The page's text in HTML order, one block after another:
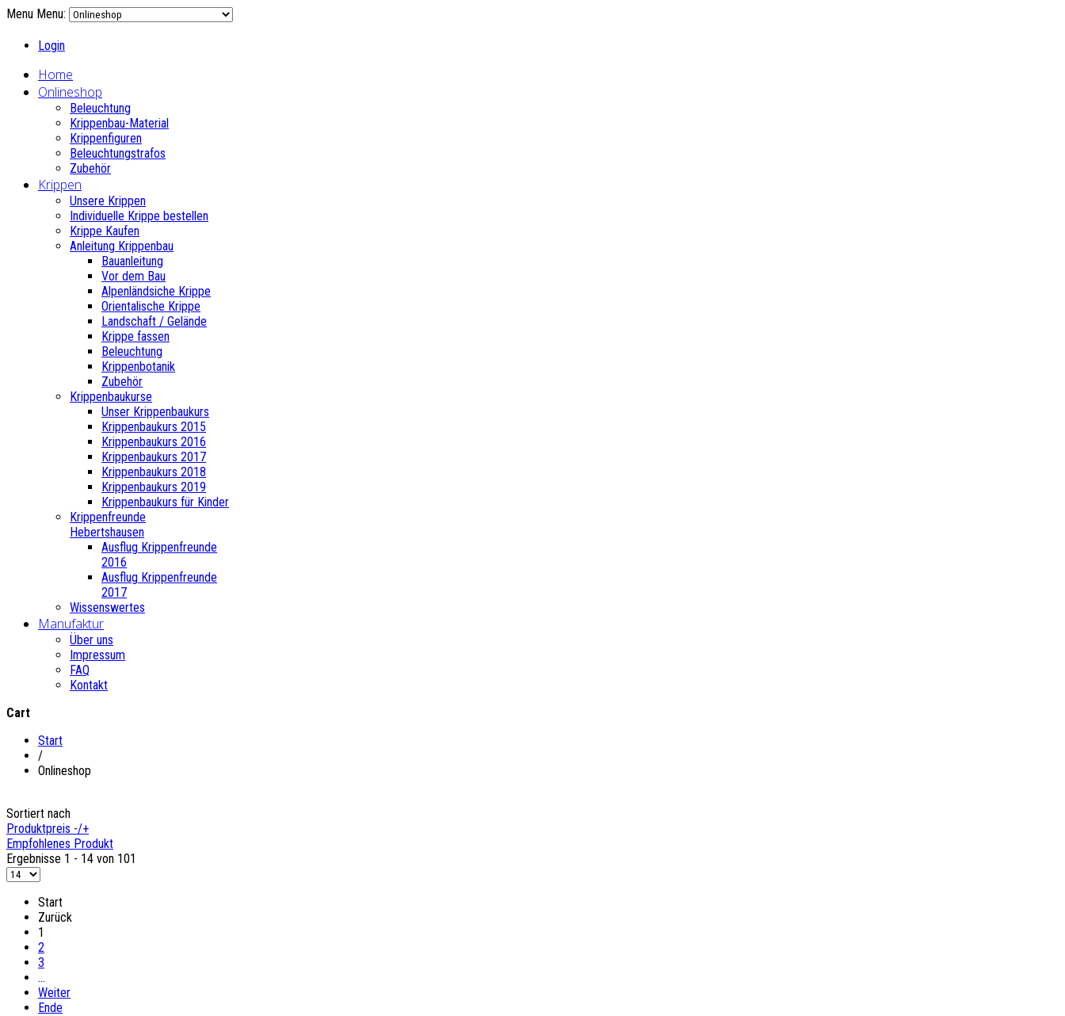
Menu Menu:
Login
Home
Onlineshop
Beleuchtung
Krippenbau-Material
Krippenfiguren
Beleuchtungstrafos
Zubehör
Krippen
Unsere Krippen
Individuelle Krippe bestellen
Krippe Kaufen
Anleitung Krippenbau
Bauanleitung
Vor dem Bau
Alpenländsiche Krippe
Orientalische Krippe
Landschaft / Gelände
Krippe fassen
Beleuchtung
Krippenbotanik
Zubehör
Krippenbaukurse
Unser Krippenbaukurs
Krippenbaukurs 2015
Krippenbaukurs 2016
Krippenbaukurs 2017
Krippenbaukurs 2018
Krippenbaukurs 2019
Krippenbaukurs für Kinder
Krippenfreunde
Hebertshausen
Ausflug Krippenfreunde
2016
Ausflug Krippenfreunde
2017
Wissenswertes
Manufaktur
Über uns
Impressum
FAQ
Kontakt
Cart
Start
/
Onlineshop
Sortiert nach
Produktpreis -/+
Empfohlenes Produkt
Ergebnisse 1 - 14 von 101
Start
Zurück
1
2
3
…
Weiter
Ende